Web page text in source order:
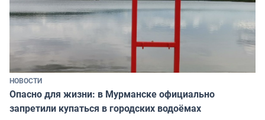
НОВОСТИ
Опасно для жизни: в Мурманске официально
запретили купаться в городских водоёмах